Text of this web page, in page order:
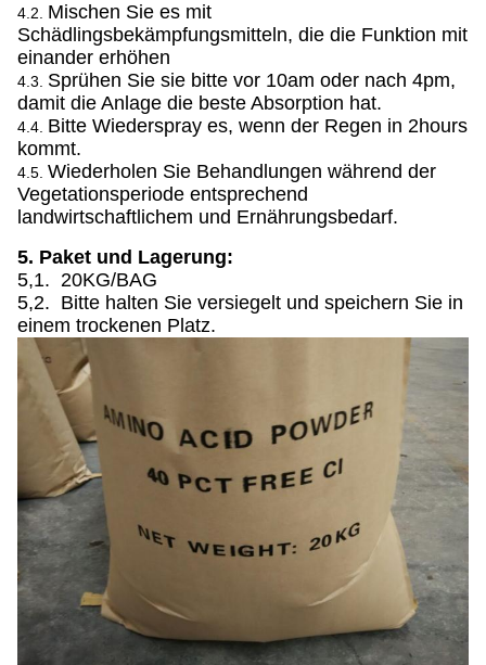
4.2. Mischen Sie es mit
Schädlingsbekämpfungsmitteln, die die Funktion mit
einander erhöhen
4.3. Sprühen Sie sie bitte vor 10am oder nach 4pm,
damit die Anlage die beste Absorption hat.
4.4. Bitte Wiederspray es, wenn der Regen in 2hours
kommt.
4.5. Wiederholen Sie Behandlungen während der
Vegetationsperiode entsprechend
landwirtschaftlichem und Ernährungsbedarf.
5. Paket und Lagerung:
5,1. 20KG/BAG
5,2. Bitte halten Sie versiegelt und speichern Sie in
einem trockenen Platz.